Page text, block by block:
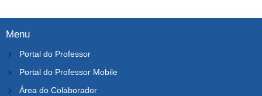
Menu
Portal do Professor
Portal do Professor Mobile
Área do Colaborador